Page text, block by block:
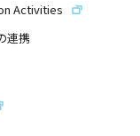
Activities
連携